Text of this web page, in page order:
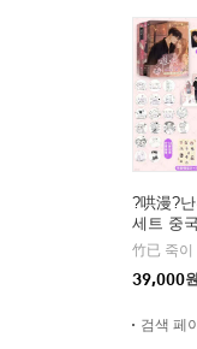
?哄漫?
세트 중
竹已 죽이
39,000원
검색 페